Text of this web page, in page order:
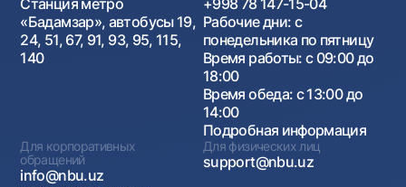
Станция метро
«Бадамзар», автобусы 19,
24, 51, 67, 91, 93, 95, 115,
140
+998 78 147-15-04
Рабочие дни: с
понедельника по пятницу
Время работы: с 09:00 до
18:00
Время обеда: с 13:00 до
14:00
Подробная информация
Для корпоративных
обращений
info@nbu.uz
Для физических лиц
support@nbu.uz